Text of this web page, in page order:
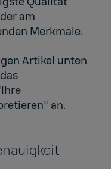
am
Merkmale.
Artikel unten
an.